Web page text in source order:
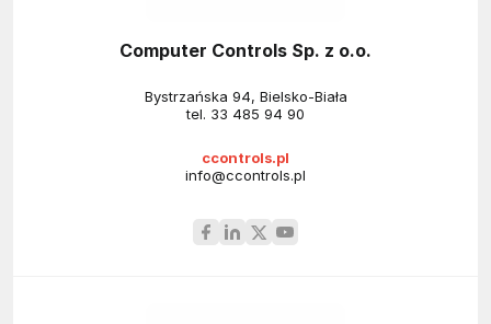
Computer Controls Sp. z o.o.
Bystrzańska 94, Bielsko-Biała
tel. 33 485 94 90
ccontrols.pl
info@ccontrols.pl